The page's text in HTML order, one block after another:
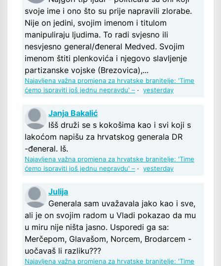
svoje ime i ono što su prije napravili zlorabe.
Nije on jedini, svojim imenom i titulom
manipuliraju ljudima. To radi svjesno ili
nesvjesno general/đeneral Medved. Svojim
imenom štiti plenkovića i njegovo slavljenje
partizanske vojske (Brezovica),...
Najavljena važna promjena za hrvatske branitelje: 'Time
ćemo ispraviti još jednu nepravdu' – · yesterday
Janja Bakalić
Išš druži se s kokošima kao i svi koji s
lakoćom napišu za hrvatskog generala DR
-đeneral. Iš.
Najavljena važna promjena za hrvatske branitelje: 'Time
ćemo ispraviti još jednu nepravdu' – · yesterday
Julija
Generala sam uvažavala jako kao i sve,
ali je on svojim radom u Vladi pokazao da mu
u miru nije ništa jasno. Usporedi ga sa:
Merčepom, Glavašom, Norcem, Brodarcem -
uočavaš li razliku???
Najavljena važna promjena za hrvatske branitelje: 'Time